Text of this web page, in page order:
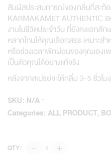
สัมผัสประสบการณ์ของกลิ่นที่สะท้
KARMAKAMET AUTHENTIC
งานในชีวิตประจำวัน ที่ยังคงเอกลั
หลากโทนให้คุณเลือกสรร เหมาะสำ
หรือช่วงเวลาพักผ่อนของคุณเองเ
เป็นตัวคุณได้อย่างแท้จริง
หลังจากสเปรย์จะให้กลิ่น 3-5 ชั่วโมง
SKU: N/A
Categories: ALL PRODUCT,
QTY: Authentic